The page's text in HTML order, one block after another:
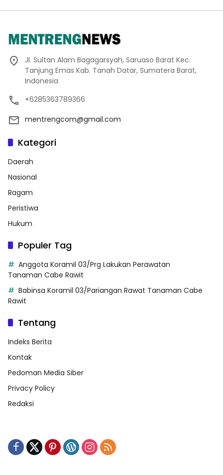
Jl. Sultan Alam Bagagarsyah, Saruaso Barat Kec.
Tanjung Emas Kab. Tanah Datar, Sumatera Barat,
Indonesia
+6285363789366
mentrengcom@gmail.com
Kategori
Daerah
Nasional
Ragam
Peristiwa
Hukum
Populer Tag
Anggota Koramil 03/Prg Lakukan Perawatan
Tanaman Cabe Rawit
Babinsa Koramil 03/Pariangan Rawat Tanaman Cabe
Rawit
Tentang
Indeks Berita
Kontak
Pedoman Media Siber
Privacy Policy
Redaksi